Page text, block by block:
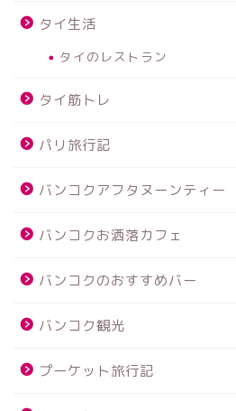
タイ生活
タイのレストラン
タイ筋トレ
パリ旅行記
バンコクアフタヌーンティー
バンコクお洒落カフェ
バンコクのおすすめバー
バンコク観光
プーケット旅行記